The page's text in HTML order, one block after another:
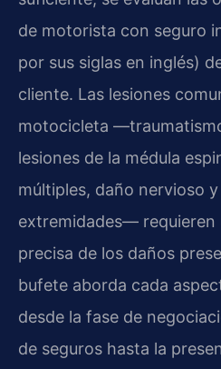
de motorista con seguro
por sus siglas en inglés)
cliente. Las lesiones
motocicleta
lesiones de la médula
múltiples, daño nervioso y
extremidades— requieren
precisa de los daños
bufete aborda cada
desde la fase de
de seguros hasta la